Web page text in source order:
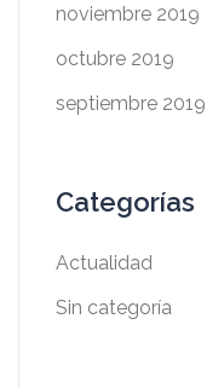
noviembre 2019
octubre 2019
septiembre 2019
Categorías
Actualidad
Sin categoría